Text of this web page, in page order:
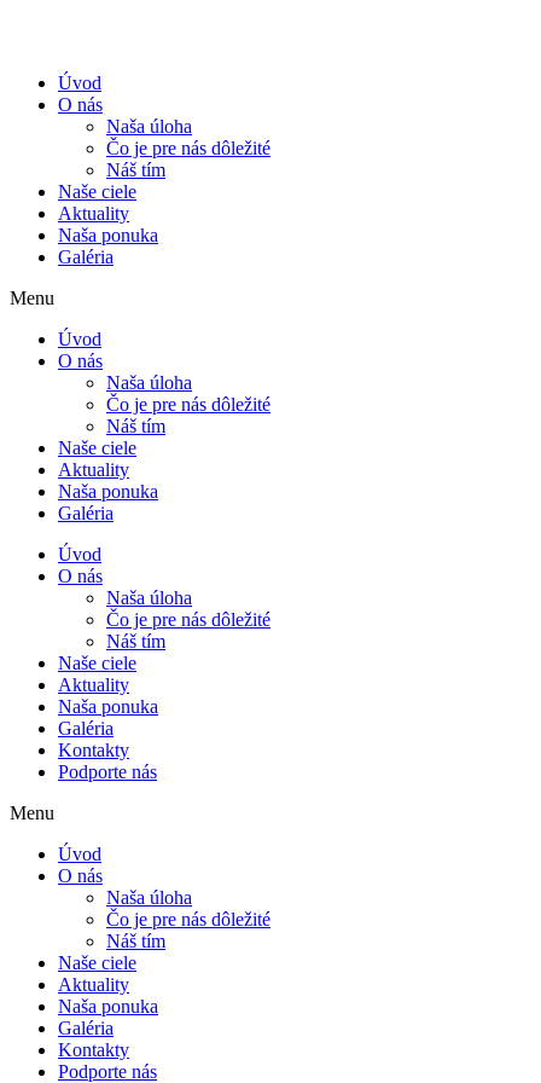
Úvod
O nás
Naša úloha
Čo je pre nás dôležité
Náš tím
Naše ciele
Aktuality
Naša ponuka
Galéria
Menu
Úvod
O nás
Naša úloha
Čo je pre nás dôležité
Náš tím
Naše ciele
Aktuality
Naša ponuka
Galéria
Úvod
O nás
Naša úloha
Čo je pre nás dôležité
Náš tím
Naše ciele
Aktuality
Naša ponuka
Galéria
Kontakty
Podporte nás
Menu
Úvod
O nás
Naša úloha
Čo je pre nás dôležité
Náš tím
Naše ciele
Aktuality
Naša ponuka
Galéria
Kontakty
Podporte nás